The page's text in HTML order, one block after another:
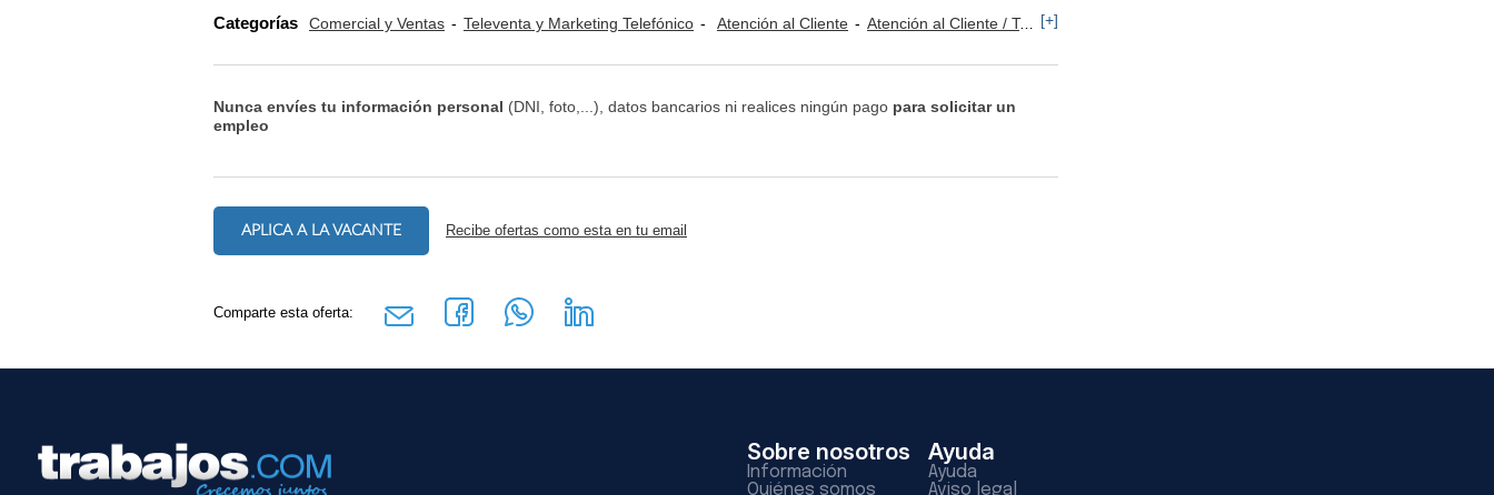
Categorías Comercial y Ventas Televenta y Marketing Telefónico Atención al Cliente Atención al Cliente / Telemarketing [+]
Nunca envíes tu información personal (DNI, foto,...), datos bancarios ni realices ningún pago para solicitar un
empleo
APLICA A LA VACANTE Recibe ofertas como esta en tu email
Comparte esta oferta:
Sobre nosotros
Información
Quiénes somos
Ayuda
Ayuda
Aviso legal